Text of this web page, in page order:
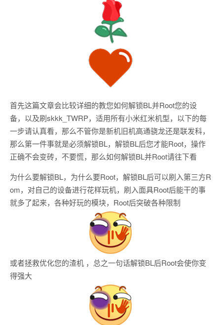
首先这篇文章会比较详细的教您如何解锁BL并Root您的设
备，以及刷skkk_TWRP，适用所有小米红米机型，以下的每
一步请认真看，那么不管你是新机旧机高通骁龙还是联发科，
那么第一件事就是必须解锁BL，解锁BL后您才能Root，操作
正确不会变砖，不要慌，那么如何解锁BL并Root请往下看
为什么要解锁BL，为什么要Root，解锁BL后可以刷入第三方R
om，对自己的设备进行花样玩机，刷入面具Root后能干的事
就多了起来，各种好玩的模块，Root后突破各种限制
或者拯救优化您的渣机 ，总之一句话解锁BL后Root会使你变
得强大